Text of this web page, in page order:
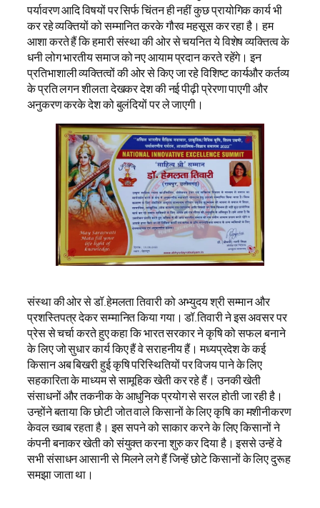
पर्यावरण आदि विषयों पर सिर्फ चिंतन ही नहीं कुछ प्रायोगिक कार्य भी
कर रहे व्यक्तियों को सम्मानित करके गौरव महसूस कर रहा है। हम
आशा करते हैं कि हमारी संस्था की ओर से चयनित ये विशेष व्यक्तित्व के
धनी लोग भारतीय समाज को नए आयाम प्रदान करते रहेंगे। इन
प्रतिभाशाली व्यक्तित्वों की ओर से किए जा रहे विशिष्ट कार्यऔर कर्तव्य
के प्रति लगन शीलता देखकर देश की नई पीढ़ी प्रेरणा पाएगी और
अनुकरण करके देश को बुलंदियों पर ले जाएगी।
संस्था की ओर से डॉ.हेमलता तिवारी को अभ्युदय श्री सम्मान और
प्रशस्तिपत्र देकर सम्मानित किया गया। डॉ.तिवारी ने इस अवसर पर
प्रेस से चर्चा करते हुए कहा कि भारत सरकार ने कृषि को सफल बनाने
के लिए जो सुधार कार्य किए हैं वे सराहनीय हैं। मध्यप्रदेश के कई
किसान अब बिखरी हुई कृषि परिस्थितियों पर विजय पाने के लिए
सहकारिता के माध्यम से सामूहिक खेती कर रहे हैं। उनकी खेती
संसाधनों और तकनीक के आधुनिक प्रयोग से सरल होती जा रही है।
उन्होंने बताया कि छोटी जोत वाले किसानों के लिए कृषि का मशीनीकरण
केवल ख्वाब रहता है। इस सपने को साकार करने के लिए किसानों ने
कंपनी बनाकर खेती को संयुक्त करना शुरु कर दिया है। इससे उन्हें वे
सभी संसाधन आसानी से मिलने लगे हैं जिन्हें छोटे किसानों के लिए दुरूह
समझा जाता था।